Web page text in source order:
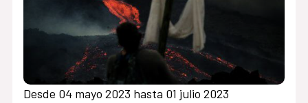
Desde 04 mayo 2023 hasta 01 julio 2023